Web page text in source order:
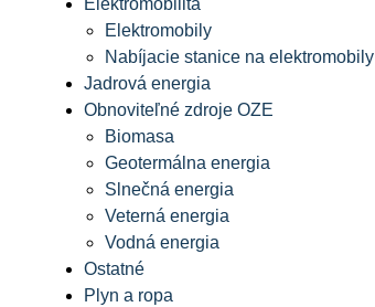
Elektromobilita
Elektromobily
Nabíjacie stanice na elektromobily
Jadrová energia
Obnoviteľné zdroje OZE
Biomasa
Geotermálna energia
Slnečná energia
Veterná energia
Vodná energia
Ostatné
Plyn a ropa